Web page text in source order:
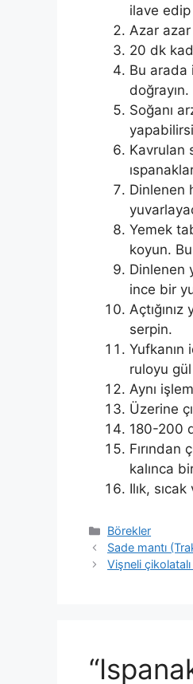
ilave edip
Azar
20 dk
Bu arada
doğrayın.
Soğanı
Kavrulan
Dinlenen
Yemek
koyun.
Dinlenen
ince bir
serpin.
ruloyu
Aynı
Üzerine
180-200
Fırından
kalınca
Ilık,
Kategoriler
Börekler
Sade mantı
Vişneli